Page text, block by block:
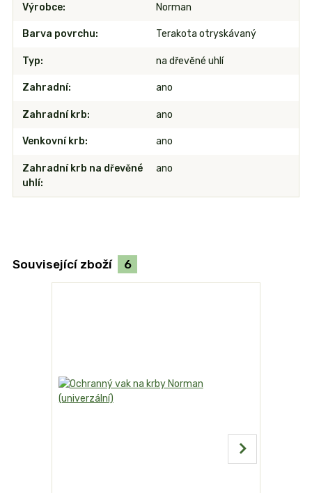
Výrobce Norman
Barva povrchu Terakota otryskávaný
Typ na dřevěné uhlí
Zahradní ano
Zahradní krb ano
Venkovní krb ano
Zahradní krb na dřevěné
uhlí
ano
Související zboží 6